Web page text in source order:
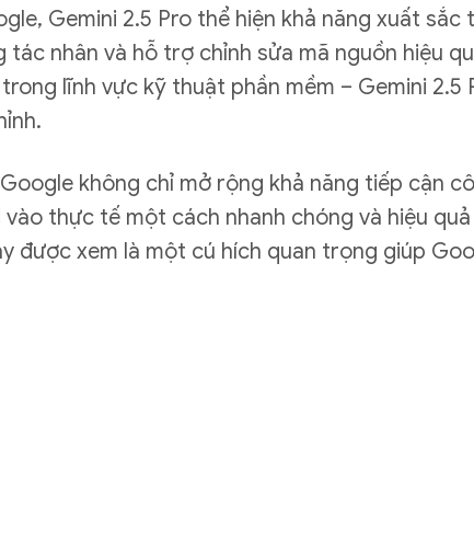
Gemini 2.5 Pro thể hiện khả năng xuất
nhân và hỗ trợ chỉnh sửa mã nguồn hiệu
lĩnh vực kỹ thuật phần mềm – Gemini 2.5
không chỉ mở rộng khả năng tiếp cận
thực tế một cách nhanh chóng và hiệu
được xem là một cú hích quan trọng giúp